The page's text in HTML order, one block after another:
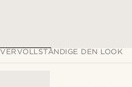
VERVOLLSTÄNDIGE DEN LOOK